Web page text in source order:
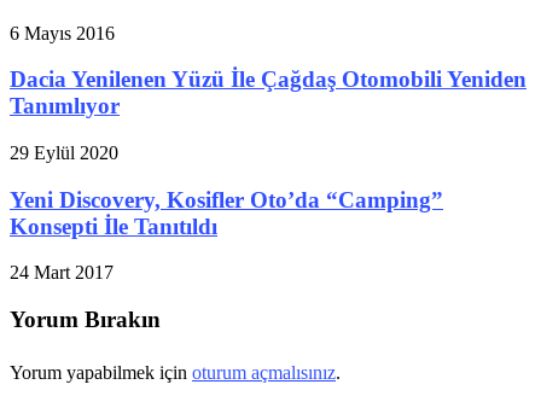
6 Mayıs 2016
Dacia Yenilenen Yüzü İle Çağdaş Otomobili Yeniden
Tanımlıyor
29 Eylül 2020
Yeni Discovery, Kosifler Oto’da “Camping”
Konsepti İle Tanıtıldı
24 Mart 2017
Yorum Bırakın
Yorum yapabilmek için oturum açmalısınız.